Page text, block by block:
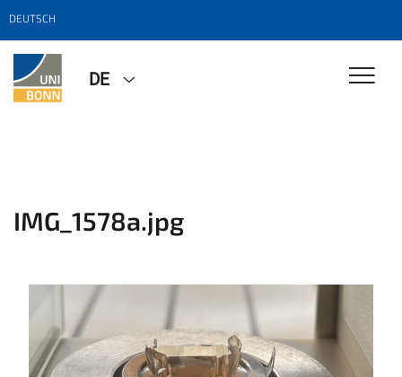
DEUTSCH
DE
IMG_1578a.jpg